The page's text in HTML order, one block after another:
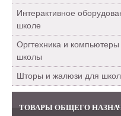
Интерактивное
школе
Оргтехника и компьютеры
школы
Шторы и жалюзи для
ТОВАРЫ ОБЩЕГО